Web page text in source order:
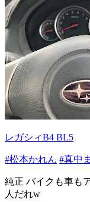
レガシィB4 BL5
#松本かれん #真中
純正 バイクも車も
人だれw